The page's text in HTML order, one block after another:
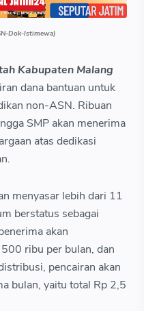
Dok-Istimewa)
Kabupaten Malang
dana bantuan untuk
non-ASN. Ribuan
SMP akan menerima
atas dedikasi
menyasar lebih dari 11
berstatus sebagai
akan
ribu per bulan, dan
pencairan akan
bulan, yaitu total Rp 2,5